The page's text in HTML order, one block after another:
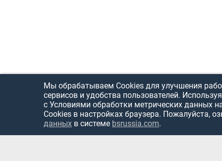
Мы обрабатываем Cookies для улучшения
сервисов и удобства пользователей.
с Условиями обработки метрических данных
Cookies в настройках браузера. Пожалуйста,
данных в системе bsrussia.com.